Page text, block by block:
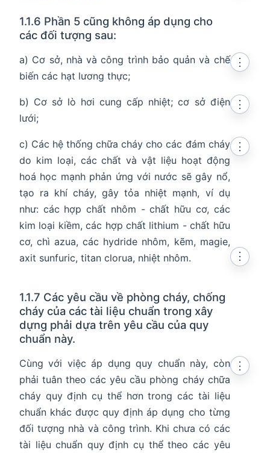
1.1.6 Phần 5 cũng không áp dụng cho
các đối tượng sau:
a) Cơ sở, nhà và công trình bảo quản và chế
biến các hạt lương thực;
⋮
b) Cơ sở lò hơi cung cấp nhiệt; cơ sở điện
lưới;
⋮
c) Các hệ thống chữa cháy cho các đám cháy
do kim loại, các chất và vật liệu hoạt động
hoá học mạnh phản ứng với nước sẽ gây nổ,
tạo ra khí cháy, gây tỏa nhiệt mạnh, ví dụ
như: các hợp chất nhôm - chất hữu cơ, các
kim loại kiềm, các hợp chất lithium - chất hữu
cơ, chì azua, các hydride nhôm, kẽm, magie,
axit sunfuric, titan clorua, nhiệt nhôm.
⋮
1.1.7 Các yêu cầu về phòng cháy, chống
cháy của các tài liệu chuẩn trong xây
dựng phải dựa trên yêu cầu của quy
chuẩn này.
⋮
Cùng với việc áp dụng quy chuẩn này, còn
phải tuân theo các yêu cầu phòng cháy chữa
cháy quy định cụ thể hơn trong các tài liệu
chuẩn khác được quy định áp dụng cho từng
đối tượng nhà và công trình. Khi chưa có các
tài liệu chuẩn quy định cụ thể theo các yêu
⋮